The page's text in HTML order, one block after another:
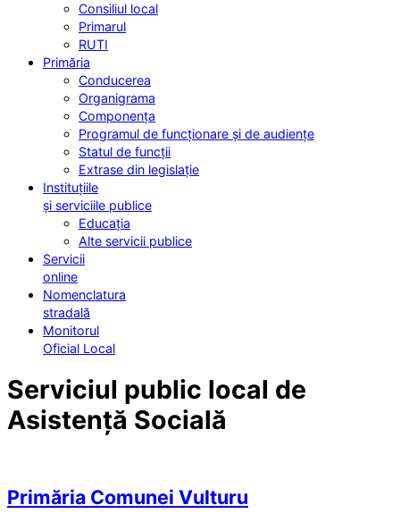
Consiliul local
Primarul
RUTI
Primăria
Conducerea
Organigrama
Componența
Programul de funcționare și de audiențe
Statul de funcții
Extrase din legislație
Instituțiile
și serviciile publice
Educația
Alte servicii publice
Servicii
online
Nomenclatura
stradală
Monitorul
Oficial Local
Serviciul public local de
Asistență Socială
Primăria Comunei Vulturu